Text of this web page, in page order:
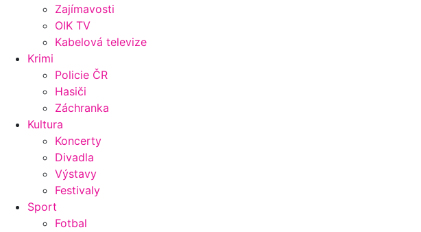
Zajímavosti
OIK TV
Kabelová televize
Krimi
Policie ČR
Hasiči
Záchranka
Kultura
Koncerty
Divadla
Výstavy
Festivaly
Sport
Fotbal